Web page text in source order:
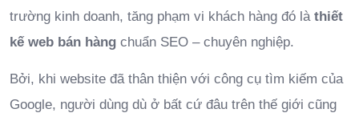
trường kinh doanh, tăng phạm vi khách hàng đó là thiết
kế web bán hàng chuẩn SEO – chuyên nghiệp.
Bởi, khi website đã thân thiện với công cụ tìm kiếm của
Google, người dùng dù ở bất cứ đâu trên thế giới cũng